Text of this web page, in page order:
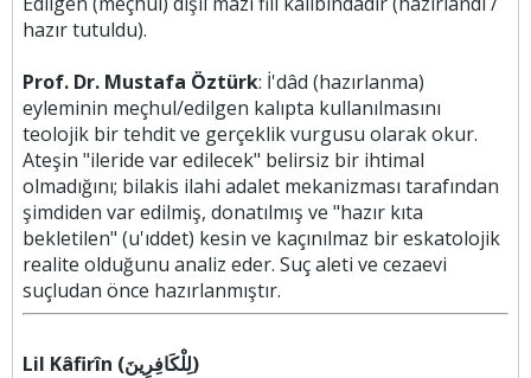
hazır tutuldu).
Prof. Dr. Mustafa Öztürk: İ'dâd (hazırlanma)
eyleminin meçhul/edilgen kalıpta kullanılmasını
teolojik bir tehdit ve gerçeklik vurgusu olarak okur.
Ateşin "ileride var edilecek" belirsiz bir ihtimal
olmadığını; bilakis ilahi adalet mekanizması tarafından
şimdiden var edilmiş, donatılmış ve "hazır kıta
bekletilen" (u'ıddet) kesin ve kaçınılmaz bir eskatolojik
realite olduğunu analiz eder. Suç aleti ve cezaevi
suçludan önce hazırlanmıştır.
Lil Kâfirîn (لِلْكَافِرِينَ)